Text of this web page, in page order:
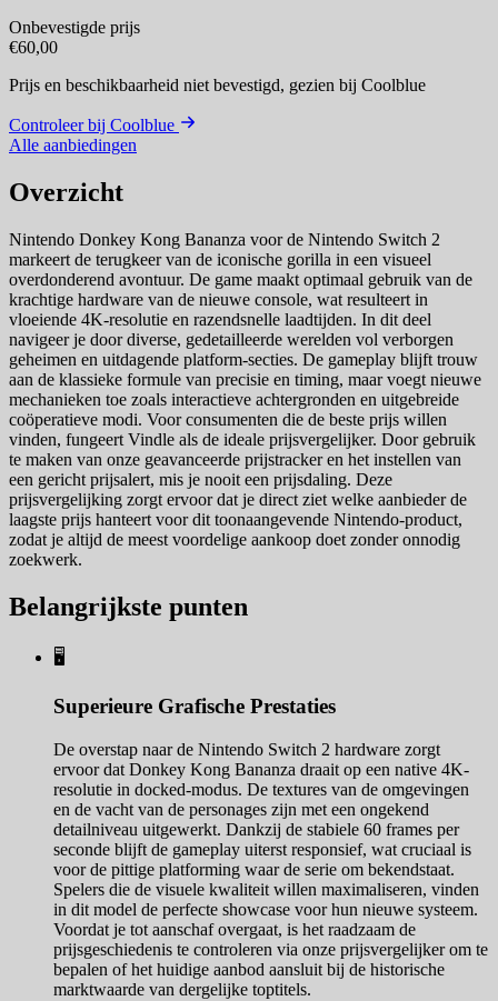
Onbevestigde prijs
€60,00
Prijs en beschikbaarheid niet bevestigd, gezien bij Coolblue
Controleer bij Coolblue
Alle aanbiedingen
Overzicht
Nintendo Donkey Kong Bananza voor de Nintendo Switch 2
markeert de terugkeer van de iconische gorilla in een visueel
overdonderend avontuur. De game maakt optimaal gebruik van de
krachtige hardware van de nieuwe console, wat resulteert in
vloeiende 4K-resolutie en razendsnelle laadtijden. In dit deel
navigeer je door diverse, gedetailleerde werelden vol verborgen
geheimen en uitdagende platform-secties. De gameplay blijft trouw
aan de klassieke formule van precisie en timing, maar voegt nieuwe
mechanieken toe zoals interactieve achtergronden en uitgebreide
coöperatieve modi. Voor consumenten die de beste prijs willen
vinden, fungeert Vindle als de ideale prijsvergelijker. Door gebruik
te maken van onze geavanceerde prijstracker en het instellen van
een gericht prijsalert, mis je nooit een prijsdaling. Deze
prijsvergelijking zorgt ervoor dat je direct ziet welke aanbieder de
laagste prijs hanteert voor dit toonaangevende Nintendo-product,
zodat je altijd de meest voordelige aankoop doet zonder onnodig
zoekwerk.
Belangrijkste punten
🖥️
Superieure Grafische Prestaties
De overstap naar de Nintendo Switch 2 hardware zorgt
ervoor dat Donkey Kong Bananza draait op een native 4K-
resolutie in docked-modus. De textures van de omgevingen
en de vacht van de personages zijn met een ongekend
detailniveau uitgewerkt. Dankzij de stabiele 60 frames per
seconde blijft de gameplay uiterst responsief, wat cruciaal is
voor de pittige platforming waar de serie om bekendstaat.
Spelers die de visuele kwaliteit willen maximaliseren, vinden
in dit model de perfecte showcase voor hun nieuwe systeem.
Voordat je tot aanschaf overgaat, is het raadzaam de
prijsgeschiedenis te controleren via onze prijsvergelijker om te
bepalen of het huidige aanbod aansluit bij de historische
marktwaarde van dergelijke toptitels.